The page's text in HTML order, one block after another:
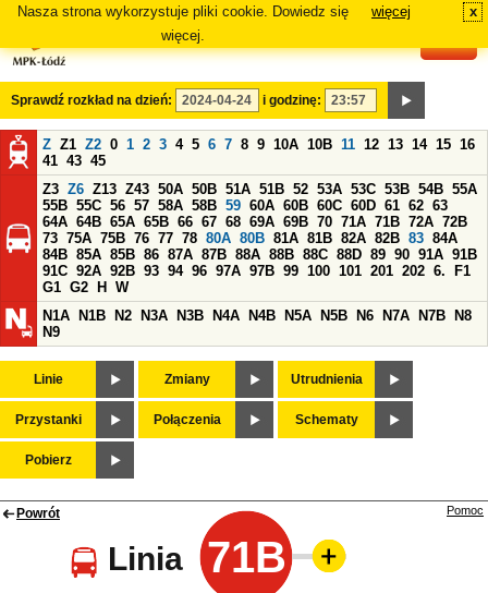
Nasza strona wykorzystuje pliki cookie. Dowiedz się
więcej.
więcej x
Sprawdź rozkład na dzień: i godzinę:
Z Z1 Z2 0 1 2 3 4 5 6 7 8 9 10A 10B 11 12 13 14 15 16
41 43 45
Z3 Z6 Z13 Z43 50A 50B 51A 51B 52 53A 53C 53B 54B 55A
55B 55C 56 57 58A 58B 59 60A 60B 60C 60D 61 62 63
64A 64B 65A 65B 66 67 68 69A 69B 70 71A 71B 72A 72B
73 75A 75B 76 77 78 80A 80B 81A 81B 82A 82B 83 84A
84B 85A 85B 86 87A 87B 88A 88B 88C 88D 89 90 91A 91B
91C 92A 92B 93 94 96 97A 97B 99 100 101 201 202 6.
F1
G1 G2 H
W
N1A
N1B N2 N3A N3B N4A N4B N5A N5B N6 N7A N7B
N8
N9
Linie Zmiany Utrudnienia
Przystanki Połączenia Schematy
Pobierz
Powrót
Linia 71B
Pomoc